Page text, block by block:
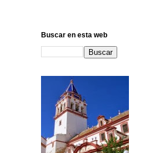
Buscar en esta web